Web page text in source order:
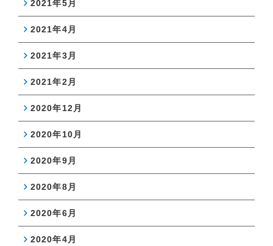
2021年5月
2021年4月
2021年3月
2021年2月
2020年12月
2020年10月
2020年9月
2020年8月
2020年6月
2020年4月